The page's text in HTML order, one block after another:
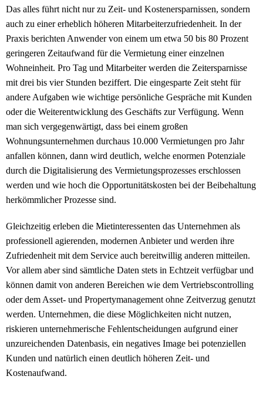
Das alles führt nicht nur zu Zeit- und Kostenersparnissen, sondern
auch zu einer erheblich höheren Mitarbeiterzufriedenheit. In der
Praxis berichten Anwender von einem um etwa 50 bis 80 Prozent
geringeren Zeitaufwand für die Vermietung einer einzelnen
Wohneinheit. Pro Tag und Mitarbeiter werden die Zeitersparnisse
mit drei bis vier Stunden beziffert. Die eingesparte Zeit steht für
andere Aufgaben wie wichtige persönliche Gespräche mit Kunden
oder die Weiterentwicklung des Geschäfts zur Verfügung. Wenn
man sich vergegenwärtigt, dass bei einem großen
Wohnungsunternehmen durchaus 10.000 Vermietungen pro Jahr
anfallen können, dann wird deutlich, welche enormen Potenziale
durch die Digitalisierung des Vermietungsprozesses erschlossen
werden und wie hoch die Opportunitätskosten bei der Beibehaltung
herkömmlicher Prozesse sind.
Gleichzeitig erleben die Mietinteressenten das Unternehmen als
professionell agierenden, modernen Anbieter und werden ihre
Zufriedenheit mit dem Service auch bereitwillig anderen mitteilen.
Vor allem aber sind sämtliche Daten stets in Echtzeit verfügbar und
können damit von anderen Bereichen wie dem Vertriebscontrolling
oder dem Asset- und Propertymanagement ohne Zeitverzug genutzt
werden. Unternehmen, die diese Möglichkeiten nicht nutzen,
riskieren unternehmerische Fehlentscheidungen aufgrund einer
unzureichenden Datenbasis, ein negatives Image bei potenziellen
Kunden und natürlich einen deutlich höheren Zeit- und
Kostenaufwand.